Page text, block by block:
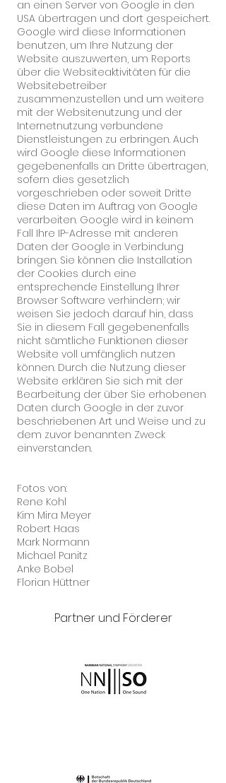
an einen Server von Google in den
USA übertragen und dort gespeichert.
Google wird diese Informationen
benutzen, um Ihre Nutzung der
Website auszuwerten, um Reports
über die Websiteaktivitäten für die
Websitebetreiber
zusammenzustellen und um weitere
mit der Websitenutzung und der
Internetnutzung verbundene
Dienstleistungen zu erbringen. Auch
wird Google diese Informationen
gegebenenfalls an Dritte übertragen,
sofern dies gesetzlich
vorgeschrieben oder soweit Dritte
diese Daten im Auftrag von Google
verarbeiten. Google wird in keinem
Fall Ihre IP-Adresse mit anderen
Daten der Google in Verbindung
bringen. Sie können die Installation
der Cookies durch eine
entsprechende Einstellung Ihrer
Browser Software verhindern; wir
weisen Sie jedoch darauf hin, dass
Sie in diesem Fall gegebenenfalls
nicht sämtliche Funktionen dieser
Website voll umfänglich nutzen
können. Durch die Nutzung dieser
Website erklären Sie sich mit der
Bearbeitung der über Sie erhobenen
Daten durch Google in der zuvor
beschriebenen Art und Weise und zu
dem zuvor benannten Zweck
einverstanden.
Fotos von:
Rene Kohl
Kim Mira Meyer
Robert Haas
Mark Normann
Michael Panitz
Anke Bobel
Florian Hüttner
Partner und Förderer